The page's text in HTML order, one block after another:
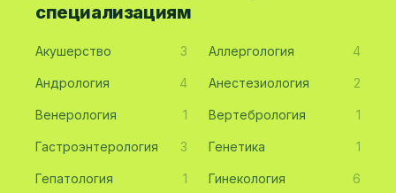
специализациям
Акушерство 3 Аллергология 4
Андрология 4 Анестезиология 2
Венерология 1 Вертебрология 1
Гастроэнтерология 3 Генетика 1
Гепатология 1 Гинекология 6